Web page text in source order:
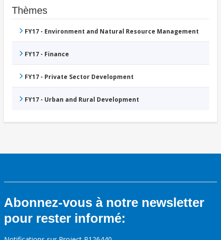
Thèmes
FY17 - Environment and Natural Resource Management
FY17 - Finance
FY17 - Private Sector Development
FY17 - Urban and Rural Development
Abonnez-vous à notre newsletter
pour rester informé: